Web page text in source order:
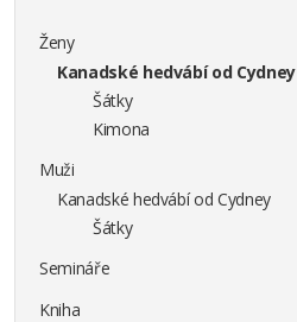
Ženy
Kanadské hedvábí od Cydney
Šátky
Kimona
Muži
Kanadské hedvábí od Cydney
Šátky
Semináře
Kniha